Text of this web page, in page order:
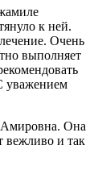
к ней.
Очень
выполняет
уважением
Амировна. Она
вежливо и так